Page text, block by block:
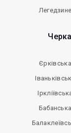
Легедзине
Єрківська
Бабанська